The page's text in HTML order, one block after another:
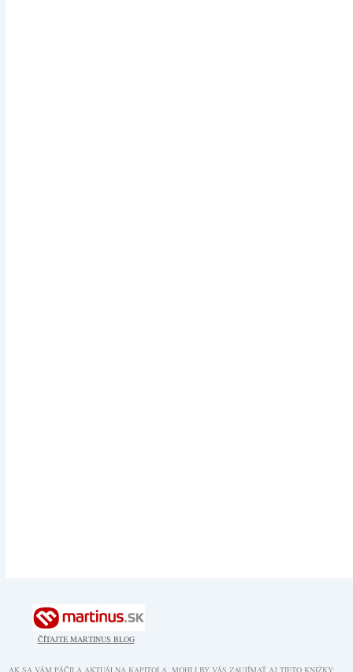
ČÍTAJTE MARTINUS BLOG
AK SA VÁM PÁČILA AKTUÁLNA KAPITOLA, MOHLI BY VÁS ZAUJÍMAŤ AJ TIETO KNIŽKY: